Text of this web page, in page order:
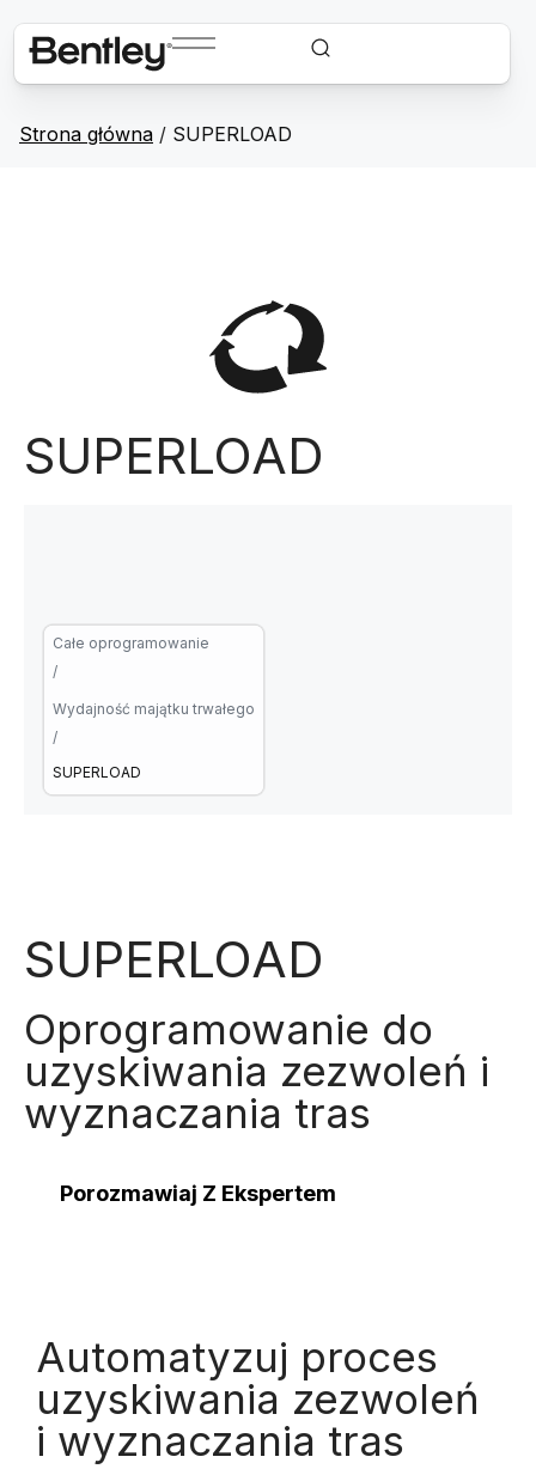
Strona główna / SUPERLOAD
SUPERLOAD
Całe oprogramowanie
/
Wydajność majątku trwałego
/
SUPERLOAD
SUPERLOAD
Oprogramowanie do
uzyskiwania zezwoleń i
wyznaczania tras
Porozmawiaj Z Ekspertem
Automatyzuj proces
uzyskiwania zezwoleń
i wyznaczania tras